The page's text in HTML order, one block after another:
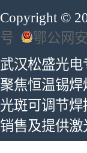
Copyright ©
号
鄂公网
武汉松盛光
聚焦恒温锡焊
光斑可调节
销售及提供激